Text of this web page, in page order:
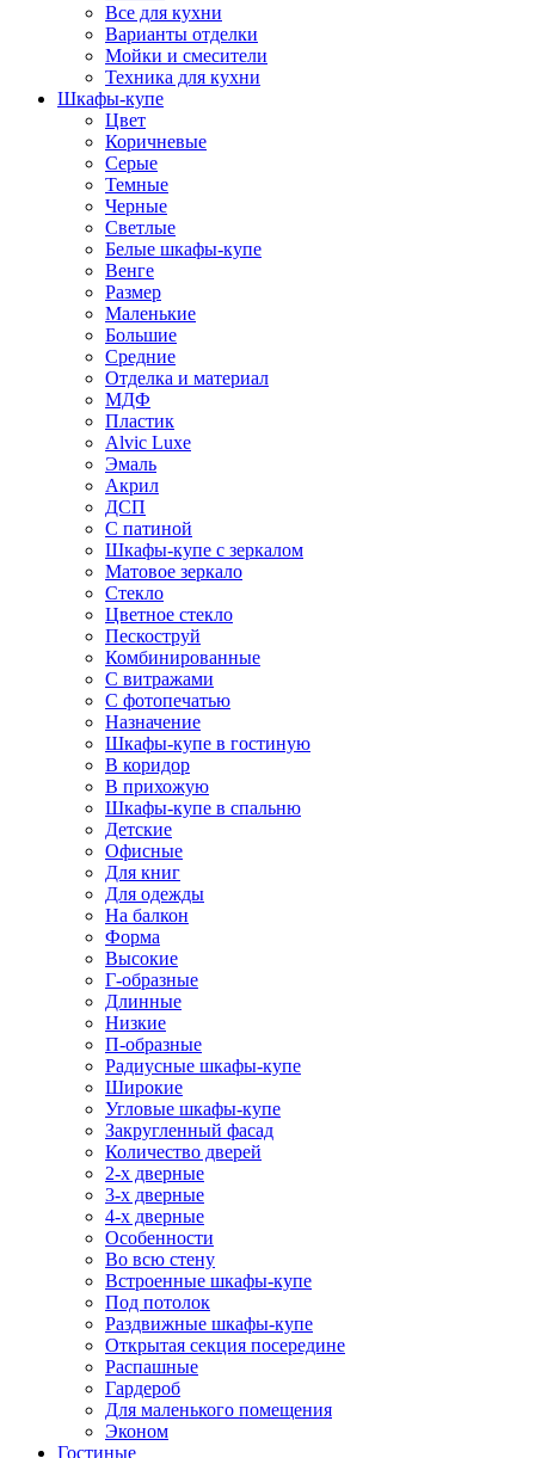
Все для кухни
Варианты отделки
Мойки и смесители
Техника для кухни
Шкафы-купе
Цвет
Коричневые
Серые
Темные
Черные
Светлые
Белые шкафы-купе
Венге
Размер
Маленькие
Большие
Средние
Отделка и материал
МДФ
Пластик
Alvic Luxe
Эмаль
Акрил
ДСП
С патиной
Шкафы-купе с зеркалом
Матовое зеркало
Стекло
Цветное стекло
Пескоструй
Комбинированные
С витражами
С фотопечатью
Назначение
Шкафы-купе в гостиную
В коридор
В прихожую
Шкафы-купе в спальню
Детские
Офисные
Для книг
Для одежды
На балкон
Форма
Высокие
Г-образные
Длинные
Низкие
П-образные
Радиусные шкафы-купе
Широкие
Угловые шкафы-купе
Закругленный фасад
Количество дверей
2-х дверные
3-х дверные
4-х дверные
Особенности
Во всю стену
Встроенные шкафы-купе
Под потолок
Раздвижные шкафы-купе
Открытая секция посередине
Распашные
Гардероб
Для маленького помещения
Эконом
Гостиные